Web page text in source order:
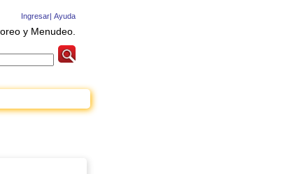
Ingresar| Ayuda
y Menudeo.